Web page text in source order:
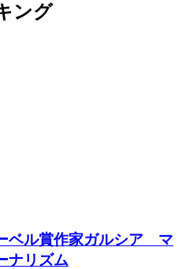
ング
ベル賞作家ガルシア゠マ
ナリズム